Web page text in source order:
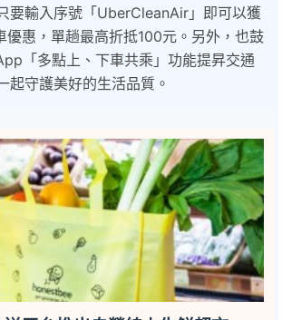
要輸入序號「UberCleanAir」即可以獲
惠，單趟最高折抵100元。另外，也鼓
「多點上、下車共乘」功能提昇交通
起守護美好的生活品質。